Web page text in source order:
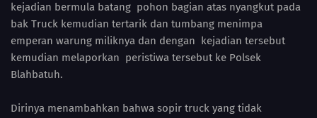
kejadian bermula batang pohon bagian atas nyangkut pada
bak Truck kemudian tertarik dan tumbang menimpa
emperan warung miliknya dan dengan kejadian tersebut
kemudian melaporkan peristiwa tersebut ke Polsek
Blahbatuh.
Dirinya menambahkan bahwa sopir truck yang tidak